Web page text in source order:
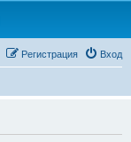
Вход
Регистрация